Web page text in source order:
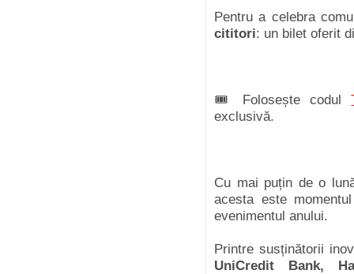
Pentru a celebra
cititori: un bilet oferit
🎟️ Folosește codul
exclusivă.
Cu mai puțin de o
acesta este
evenimentul anului.
Printre susținătorii
UniCredit Bank,